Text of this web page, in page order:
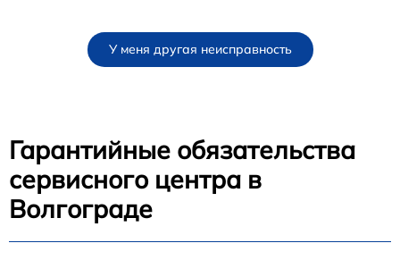
У меня другая неисправность
Гарантийные обязательства
сервисного центра в
Волгограде